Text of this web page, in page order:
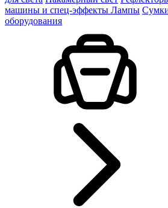
машины и спец-эффекты Лампы
оборудования